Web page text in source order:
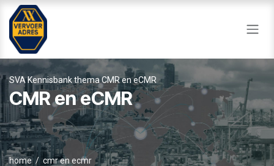
Overslaan naar inhoud
SVA Kennisbank thema CMR en eCMR
CMR en eCMR
home / cmr en ecmr